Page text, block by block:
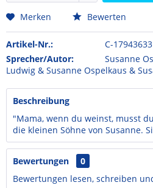
Merken Bewerten
Artikel-Nr.:
C-17943633
Sprecher/Autor:
Susanne
Ludwig & Susanne Ospelkaus &
Beschreibung
"Mama, wenn du weinst, musst
die kleinen Söhne von Susanne.
Bewertungen
0
Bewertungen lesen, schreiben